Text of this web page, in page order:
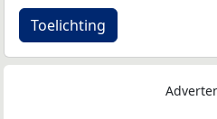
Toelichting